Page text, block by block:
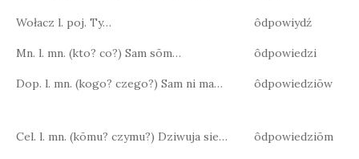
Wołacz l. poj. Ty… ôdpowiydź
Mn. l. mn. (kto? co?) Sam sōm… ôdpowiedzi
Dop. l. mn. (kogo? czego?) Sam ni ma… ôdpowiedziōw
Cel. l. mn. (kōmu? czymu?) Dziwuja sie… ôdpowiedziōm